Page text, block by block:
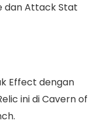
dan Attack Stat
Effect dengan
ini di Cavern of